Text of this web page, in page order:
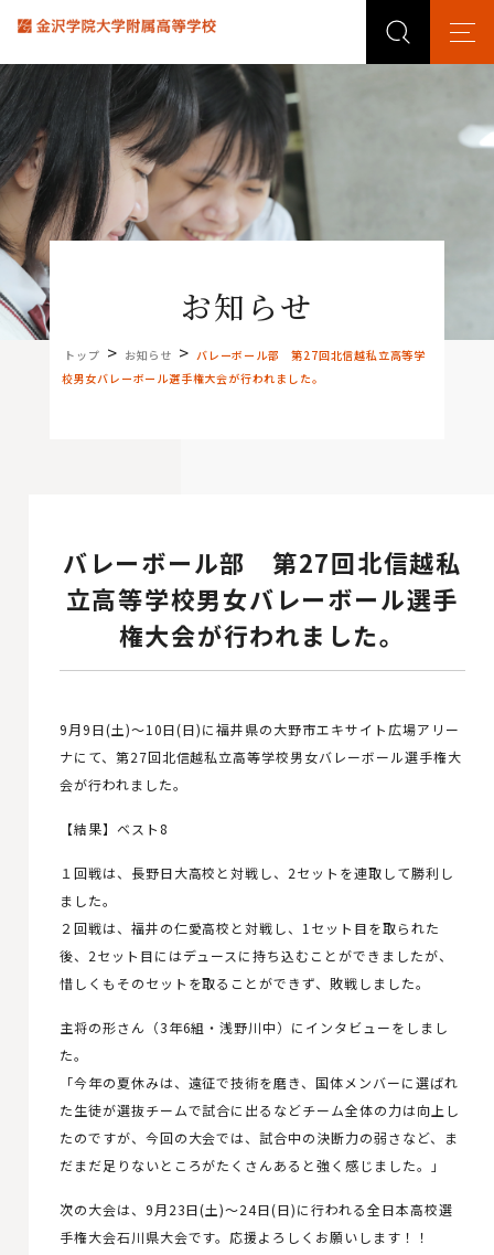
お知らせ
トップ > お知らせ > バレーボール部 第27回北信越私立高等学
校男女バレーボール選手権大会が行われました。
バレーボール部 第27回北信越私
立高等学校男女バレーボール選手
権大会が行われました。
9月9日(土)～10日(日)に福井県の大野市エキサイト広場アリー
ナにて、第27回北信越私立高等学校男女バレーボール選手権大
会が行われました。
【結果】ベスト8
１回戦は、長野日大高校と対戦し、2セットを連取して勝利し
ました。
２回戦は、福井の仁愛高校と対戦し、1セット目を取られた
後、2セット目にはデュースに持ち込むことができましたが、
惜しくもそのセットを取ることができず、敗戦しました。
主将の形さん（3年6組・浅野川中）にインタビューをしまし
た。
「今年の夏休みは、遠征で技術を磨き、国体メンバーに選ばれ
た生徒が選抜チームで試合に出るなどチーム全体の力は向上し
たのですが、今回の大会では、試合中の決断力の弱さなど、ま
だまだ足りないところがたくさんあると強く感じました。」
次の大会は、9月23日(土)～24日(日)に行われる全日本高校選
手権大会石川県大会です。応援よろしくお願いします！！